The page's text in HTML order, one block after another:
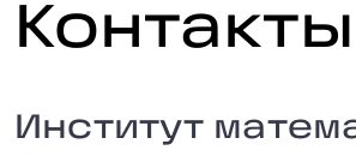
Контакты
Контакты
Институт математики
Институт